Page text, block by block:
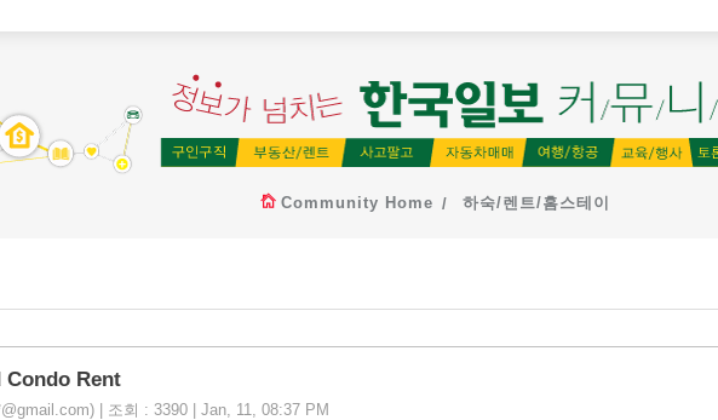
Community Home 하숙/렌트/홈스테이
Condo Rent
| 조회 : 3390 | Jan, 11, 08:37 PM